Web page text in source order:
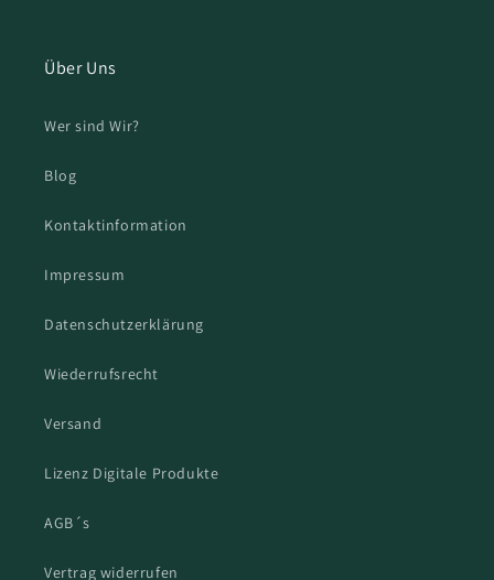
Über Uns
Wer sind Wir?
Blog
Kontaktinformation
Impressum
Datenschutzerklärung
Wiederrufsrecht
Versand
Lizenz Digitale Produkte
AGB´s
Vertrag widerrufen